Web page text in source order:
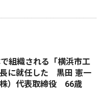
組織される「横浜市工
に就任した 黒田 憲一
）代表取締役 66歳